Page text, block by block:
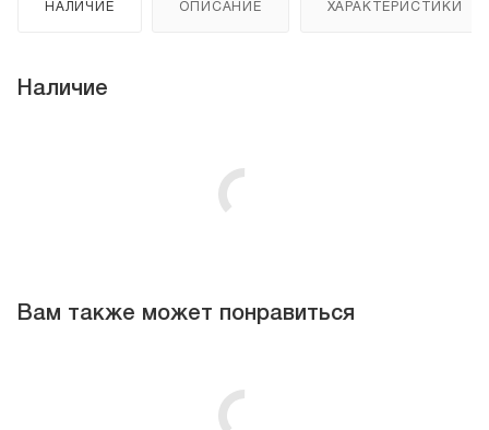
НАЛИЧИЕ ОПИСАНИЕ ХАРАКТЕРИСТИКИ
Наличие
Вам также может понравиться